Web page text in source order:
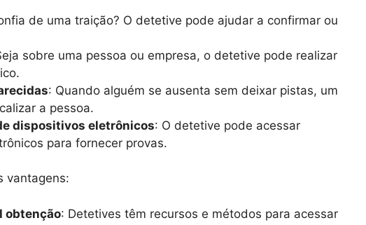
de uma traição? O detetive pode ajudar a confirmar ou
sobre uma pessoa ou empresa, o detetive pode realizar
: Quando alguém se ausenta sem deixar pistas, um
a pessoa.
dispositivos eletrônicos: O detetive pode acessar
para fornecer provas.
vantagens:
obtenção: Detetives têm recursos e métodos para acessar